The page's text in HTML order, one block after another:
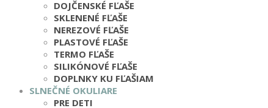
DOJČENSKÉ FĽAŠE
SKLENENÉ FĽAŠE
NEREZOVÉ FĽAŠE
PLASTOVÉ FĽAŠE
TERMO FĽAŠE
SILIKÓNOVÉ FĽAŠE
DOPLNKY KU FĽAŠIAM
SLNEČNÉ OKULIARE
PRE DETI